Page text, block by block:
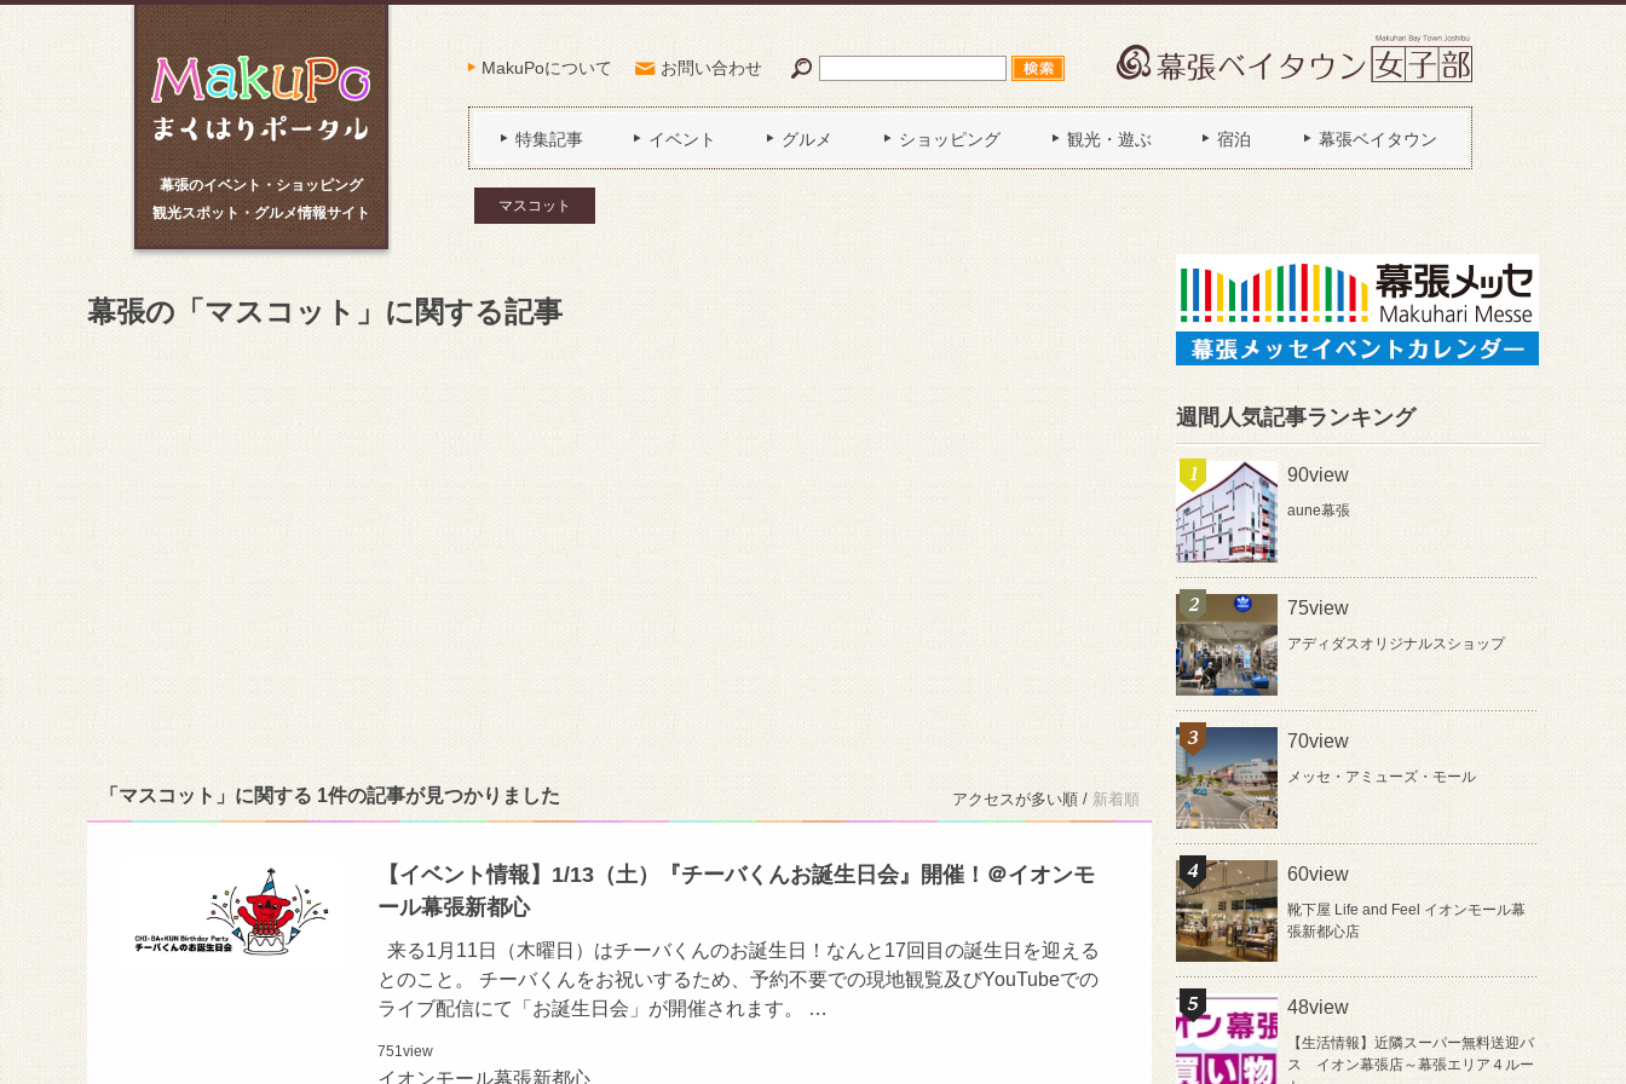
幕張のイベント・ショッピング
観光スポット・グルメ情報サイト
MakuPoについて お問い合わせ
特集記事 イベント グルメ ショッピング 観光・遊ぶ 宿泊 幕張ベイタウン
マスコット
幕張の「マスコット」に関する記事
「マスコット」に関する 1件の記事が見つかりました アクセスが多い順 / 新着順
【イベント情報】1/13（土）『チーバくんお誕生日会』開催！＠イオンモ
ール幕張新都心
来る1月11日（木曜日）はチーバくんのお誕生日！なんと17回目の誕生日を迎える
とのこと。 チーバくんをお祝いするため、予約不要での現地観覧及びYouTubeでの
ライブ配信にて「お誕生日会」が開催されます。 …
751view
イオンモール幕張新都心
週間人気記事ランキング
90view
aune幕張
75view
アディダスオリジナルスショップ
70view
メッセ・アミューズ・モール
60view
靴下屋 Life and Feel イオンモール幕
張新都心店
48view
【生活情報】近隣スーパー無料送迎バ
ス イオン幕張店～幕張エリア４ルー